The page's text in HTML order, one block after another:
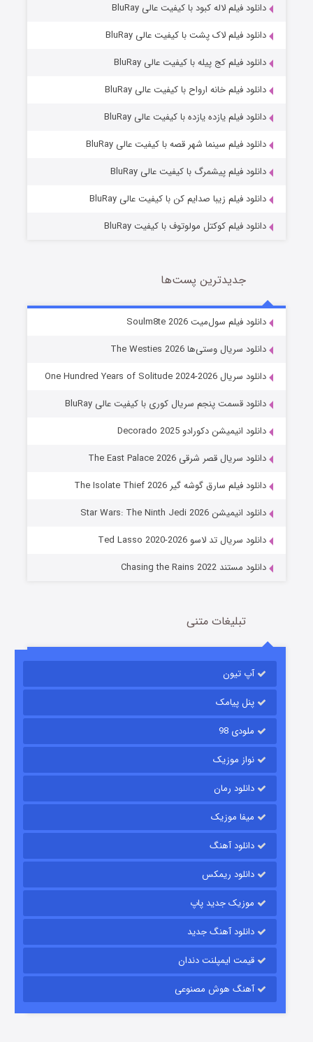
خاندان اژدها فصل ۳
جادوگری در مغولستان
قسمت 14 (زیرنویس) منتشر شد
رویایی برای تو
قسمت
دانلود فیلم لاله کبود با کیفیت عالی BluRay
دانلود فیلم لاک پشت با کیفیت عالی BluRay
دانلود فیلم کج‌ پیله با کیفیت عالی BluRay
دانلود فیلم خانه ارواح با کیفیت عالی BluRay
دانلود فیلم یازده یازده با کیفیت عالی BluRay
دانلود فیلم سینما شهر قصه با کیفیت عالی BluRay
دانلود فیلم پیشمرگ با کیفیت عالی BluRay
دانلود فیلم زیبا صدایم کن با کیفیت عالی BluRay
دانلود فیلم کوکتل مولوتوف با کیفیت BluRay
جدیدترین پست‌ها
دانلود فیلم سول‌میت Soulm8te 2026
دانلود سریال وستی‌ها The Westies 2026
دانلود سریال One Hundred Years of Solitude 2024-2026
دانلود قسمت پنجم سریال کوری با کیفیت عالی BluRay
دانلود انیمیشن دکورادو Decorado 2025
دانلود سریال قصر شرقی The East Palace 2026
دانلود فیلم سارق گوشه گیر The Isolate Thief 2026
دانلود انیمیشن Star Wars: The Ninth Jedi 2026
دانلود سریال تد لاسو Ted Lasso 2020-2026
دانلود مستند Chasing the Rains 2022
تبلیغات متنی
آپ تیون
پنل پیامک
ملودی 98
نواز موزیک
دانلود رمان
میفا موزیک
دانلود آهنگ
دانلود ریمکس
موزیک جدید پاپ
دانلود آهنگ جدید
قیمت ایمپلنت دندان
آهنگ هوش مصنوعی